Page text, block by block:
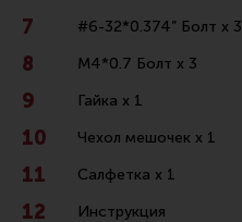
#6-32*0.374” Болт x 3
M4*0.7 Болт x 3
Гайка x 1
Чехол мешочек x 1
Салфетка x 1
Инструкция